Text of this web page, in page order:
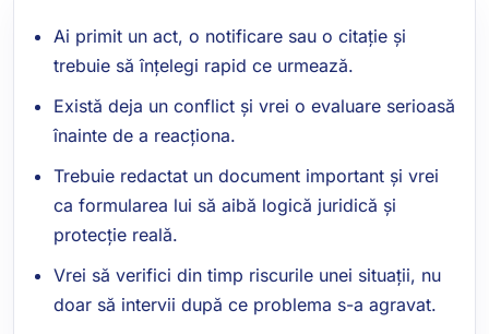
Ai primit un act, o notificare sau o citație și
trebuie să înțelegi rapid ce urmează.
Există deja un conflict și vrei o evaluare serioasă
înainte de a reacționa.
Trebuie redactat un document important și vrei
ca formularea lui să aibă logică juridică și
protecție reală.
Vrei să verifici din timp riscurile unei situații, nu
doar să intervii după ce problema s-a agravat.